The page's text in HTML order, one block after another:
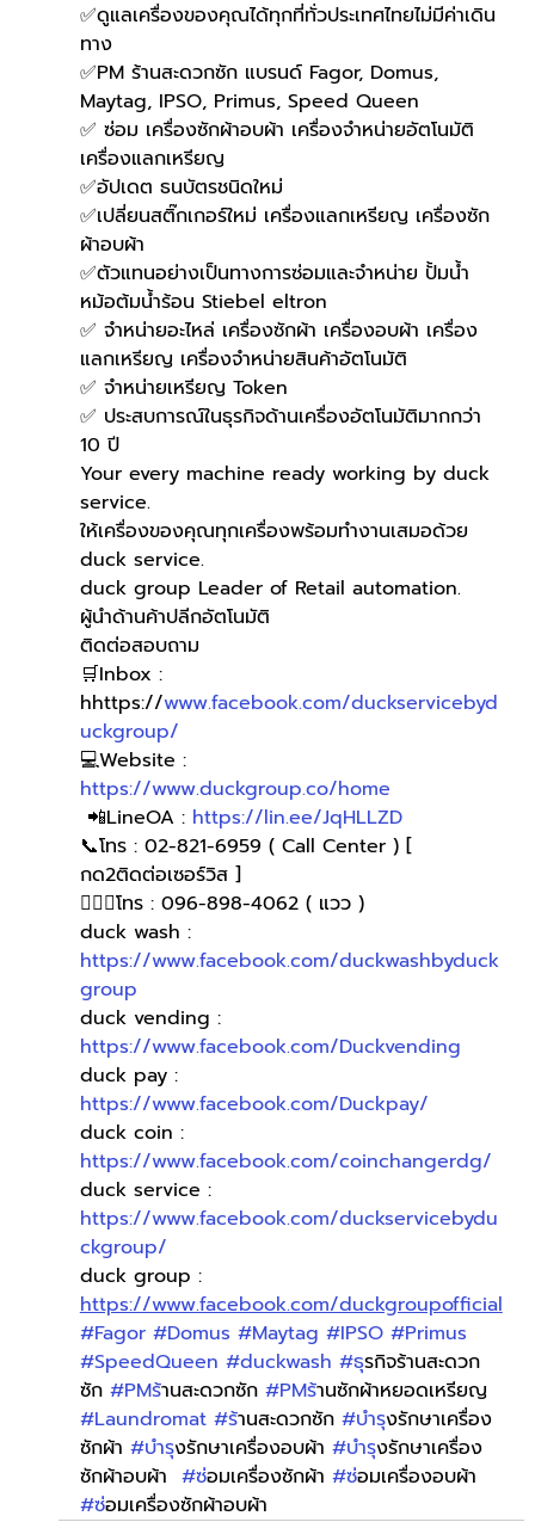
✅ดูแลเครื่องของคุณได้ทุกที่ทั่วประเทศไทยไม่มีค่าเดิน
ทาง
✅PM ร้านสะดวกซัก แบรนด์ Fagor, Domus,
Maytag, IPSO, Primus, Speed Queen
✅ ซ่อม เครื่องซักผ้าอบผ้า เครื่องจำหน่ายอัตโนมัติ
เครื่องแลกเหรียญ
✅อัปเดต ธนบัตรชนิดใหม่
✅เปลี่ยนสติ๊กเกอร์ใหม่ เครื่องแลกเหรียญ เครื่องซัก
ผ้าอบผ้า
✅ตัวแทนอย่างเป็นทางการซ่อมและจำหน่าย ปั้มน้ำ
หม้อต้มน้ำร้อน Stiebel eltron
✅ จำหน่ายอะไหล่ เครื่องซักผ้า เครื่องอบผ้า เครื่อง
แลกเหรียญ เครื่องจำหน่ายสินค้าอัตโนมัติ
✅ จำหน่ายเหรียญ Token
✅ ประสบการณ์ในธุรกิจด้านเครื่องอัตโนมัติมากกว่า
10 ปี
Your every machine ready working by duck
service.
ให้เครื่องของคุณทุกเครื่องพร้อมทำงานเสมอด้วย
duck service.
duck group Leader of Retail automation.
ผู้นำด้านค้าปลีกอัตโนมัติ
ติดต่อสอบถาม
🛒Inbox :
hhttps://www.facebook.com/duckservicebyd
uckgroup/
💻Website :
https://www.duckgroup.co/home
📲LineOA : https://lin.ee/JqHLLZD
📞โทร : 02-821-6959 ( Call Center ) [
กด2ติดต่อเซอร์วิส ]
🙋🏻‍♀โทร : 096-898-4062 ( แวว )
duck wash :
https://www.facebook.com/duckwashbyduck
group
duck vending :
https://www.facebook.com/Duckvending
duck pay :
https://www.facebook.com/Duckpay/
duck coin :
https://www.facebook.com/coinchangerdg/
duck service :
https://www.facebook.com/duckservicebydu
ckgroup/
duck group :
https://www.facebook.com/duckgroupofficial
#Fagor #Domus #Maytag #IPSO #Primus
#SpeedQueen #duckwash #ธุรกิจร้านสะดวก
ซัก #PMร้านสะดวกซัก #PMร้านซักผ้าหยอดเหรียญ
#Laundromat #ร้านสะดวกซัก #บำรุงรักษาเครื่อง
ซักผ้า #บำรุงรักษาเครื่องอบผ้า #บำรุงรักษาเครื่อง
ซักผ้าอบผ้า #ซ่อมเครื่องซักผ้า #ซ่อมเครื่องอบผ้า
#ซ่อมเครื่องซักผ้าอบผ้า